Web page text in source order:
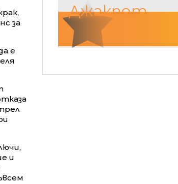
за
е
и
Джакпот